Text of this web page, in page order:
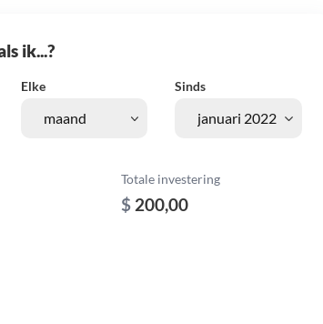
ik...?
Elke Sinds
Totale investering
$ 200,00